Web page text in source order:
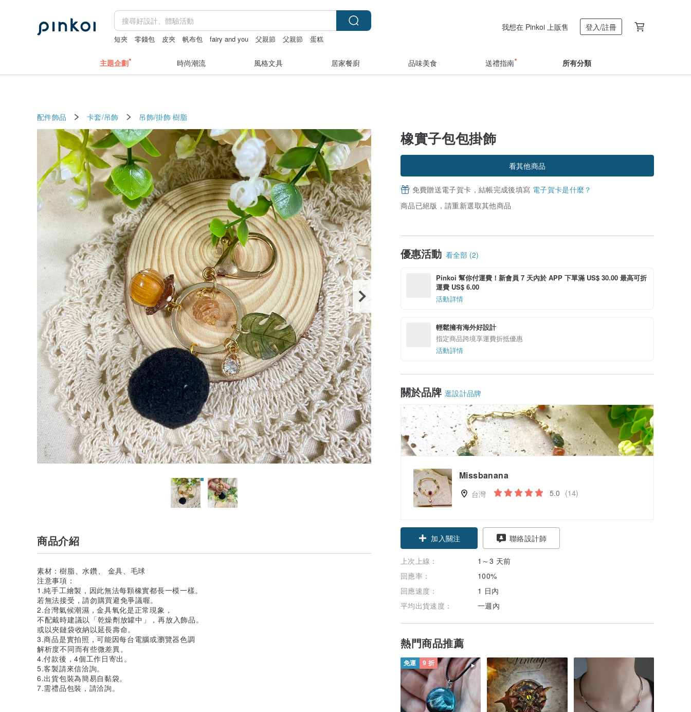
短夾 零錢包 皮夾 帆布包 fairy and you 父親節 父親節 蛋糕
我想在 Pinkoi 上販售 登入/註冊
主題企劃 時尚潮流 風格文具 居家餐廚 品味美食 送禮指南 所有分類
配件飾品 卡套/吊飾 吊飾/掛飾 樹脂
橡實子包包掛飾
看其他商品
免費贈送電子賀卡，結帳完成後填寫 電子賀卡是什麼？
商品已絕版，請重新選取其他商品
優惠活動 看全部 (2)
Pinkoi 幫你付運費！新會員 7 天內於 APP 下單滿 US$ 30.00 最高可折
運費 US$ 6.00
活動詳情
輕鬆擁有海外好設計
指定商品跨境享運費折抵優惠
活動詳情
關於品牌 逛設計品牌
Missbanana
台灣 5.0 (14)
加入關注 聯絡設計師
上次上線：
1～3 天前
回應率：
100%
回應速度：
1 日內
平均出貨速度：
一週內
熱門商品推薦
免運 9 折
商品介紹
素材：樹脂、水鑽、 金具、毛球
注意事項：
1.純手工繪製，因此無法每顆橡實都長一模一樣。
若無法接受，請勿購買避免爭議喔。
2.台灣氣候潮濕，金具氧化是正常現象，
不配戴時建議以「乾燥劑放罐中」，再放入飾品。
或以夾鏈袋收納以延長壽命。
3.商品是實拍照，可能因每台電腦或瀏覽器色調
解析度不同而有些微差異。
4.付款後，4個工作日寄出。
5.客製請來信洽詢。
6.出貨包裝為簡易自黏袋。
7.需禮品包裝，請洽詢。